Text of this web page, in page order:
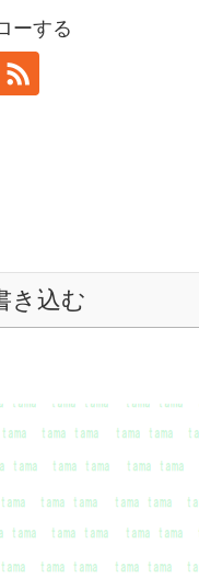
ーする
き込む